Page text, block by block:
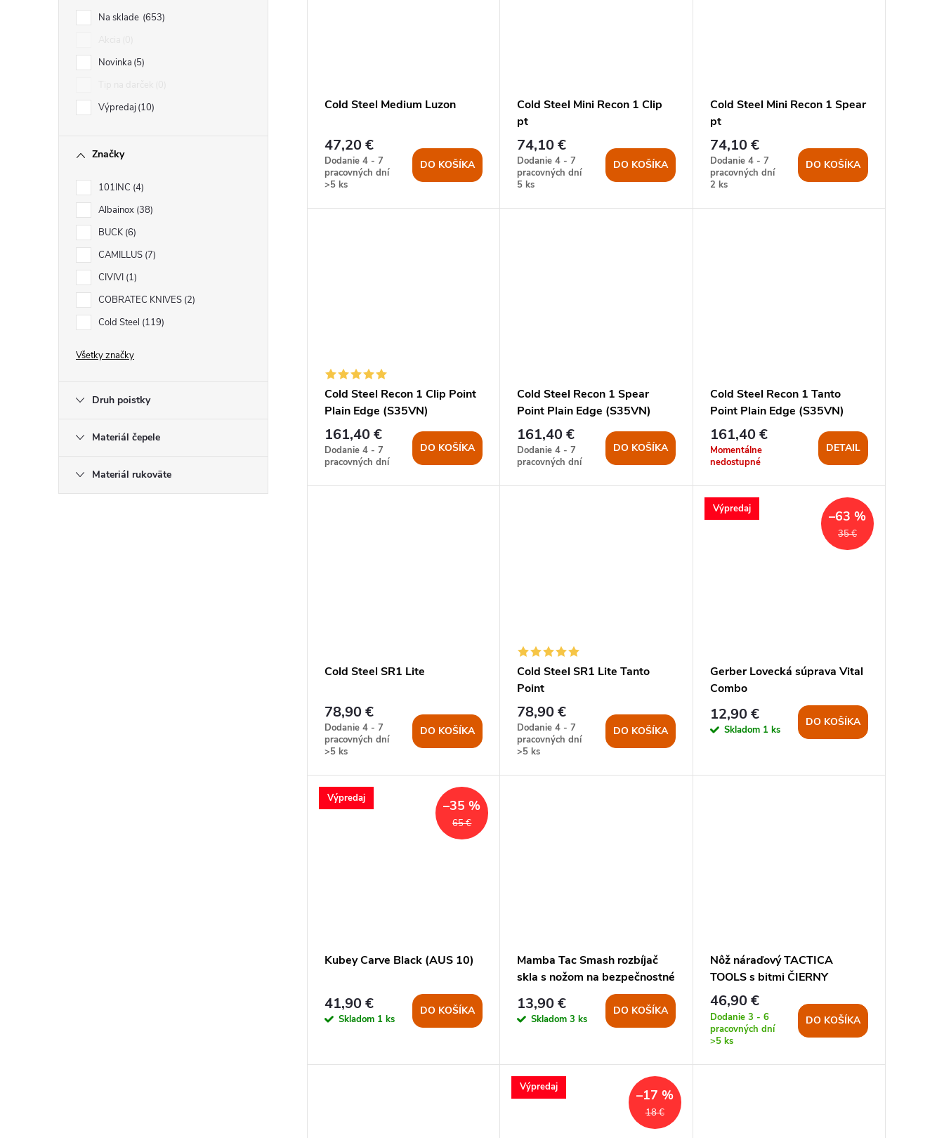
Na sklade 653
Novinka 5
Výpredaj 10
Značky
101INC 4
Albainox 38
BUCK 6
CAMILLUS 7
CIVIVI 1
COBRATEC KNIVES 2
Cold Steel 119
Všetky značky
Druh poistky
Materiál čepele
Materiál rukoväte
Cold Steel Medium Luzon
47,20 €
Dodanie 4 - 7
pracovných dní
>5 ks
DO KOŠÍKA
Cold Steel Mini Recon 1 Clip
pt
74,10 €
Dodanie 4 - 7
pracovných dní
5 ks
DO KOŠÍKA
Cold Steel Mini Recon 1 Spear
pt
74,10 €
Dodanie 4 - 7
pracovných dní
2 ks
DO KOŠÍKA
Cold Steel Recon 1 Clip Point
Plain Edge (S35VN)
161,40 €
Dodanie 4 - 7
pracovných dní
DO KOŠÍKA
Cold Steel Recon 1 Spear
Point Plain Edge (S35VN)
161,40 €
Dodanie 4 - 7
pracovných dní
DO KOŠÍKA
Cold Steel Recon 1 Tanto
Point Plain Edge (S35VN)
161,40 €
Momentálne
nedostupné
DETAIL
Cold Steel SR1 Lite
78,90 €
Dodanie 4 - 7
pracovných dní
>5 ks
DO KOŠÍKA
Cold Steel SR1 Lite Tanto
Point
78,90 €
Dodanie 4 - 7
pracovných dní
>5 ks
DO KOŠÍKA
Výpredaj
35 €
–63 %
Gerber Lovecká súprava Vital
Combo
12,90 €
Skladom 1 ks
DO KOŠÍKA
Výpredaj
65 €
–35 %
Kubey Carve Black (AUS 10)
41,90 €
Skladom 1 ks
DO KOŠÍKA
Mamba Tac Smash rozbíjač
skla s nožom na bezpečnostné
pásy
13,90 €
Skladom3 ks
DO KOŠÍKA
Nôž náraďový TACTICA
TOOLS s bitmi ČIERNY
46,90 €
Dodanie 3 - 6
pracovných dní
>5 ks
DO KOŠÍKA
Výpredaj
18 €
–17 %